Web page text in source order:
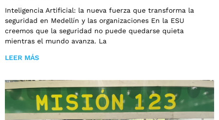
Inteligencia Artificial: la nueva fuerza que transforma la
seguridad en Medellín y las organizaciones En la ESU
creemos que la seguridad no puede quedarse quieta
mientras el mundo avanza. La
LEER MÁS